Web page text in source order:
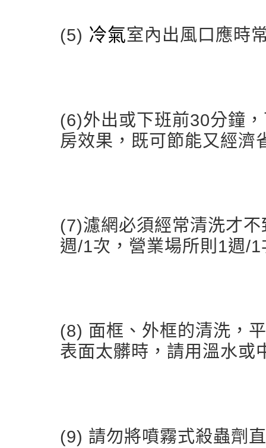
(5) 冷氣室內出風口應時
(6)外出或下班前30分鐘
房效果，既可節能又經濟
(7)濾網必須經常清洗才
週/1次，營業場所則1週/
(8) 面框、外框的清洗，
表面太髒時，請用溫水或
(9) 請勿將噴霧式殺蟲劑